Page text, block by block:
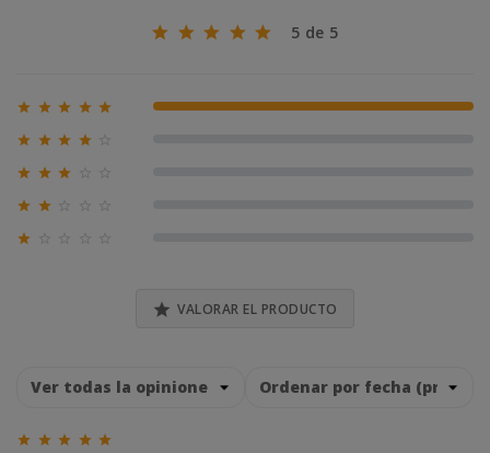
5 de 5
     100% (1)
   
  
 

 VALORAR EL PRODUCTO
    